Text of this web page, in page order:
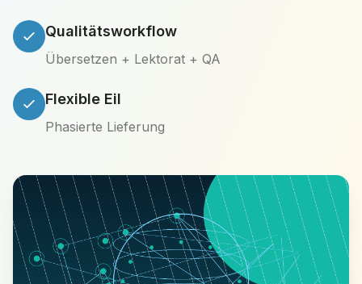
Qualitätsworkflow
Übersetzen + Lektorat + QA
Flexible Eil
Phasierte Lieferung